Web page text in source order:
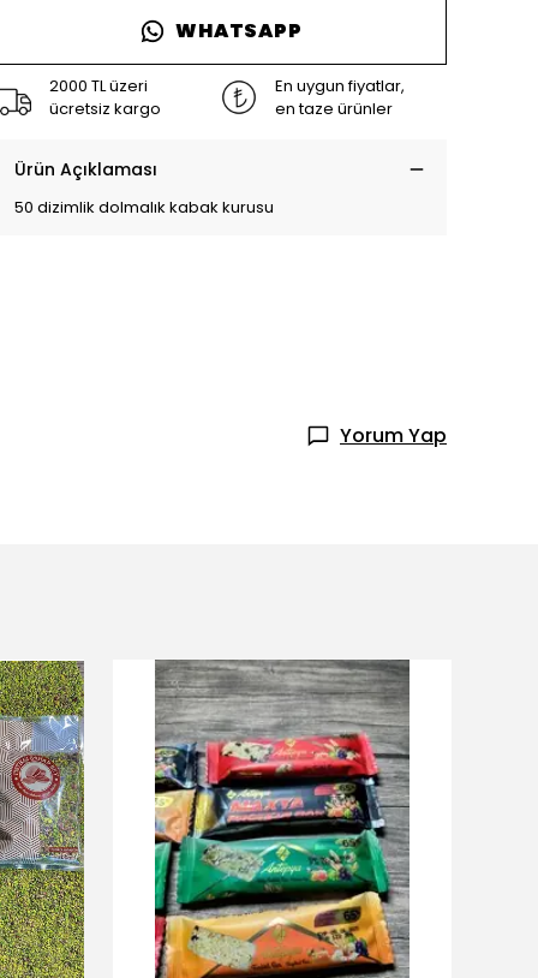
WHATSAPP
2000 TL üzeri
ücretsiz kargo
En uygun fiyatlar,
en taze ürünler
Ürün Açıklaması
50 dizimlik dolmalık kabak kurusu
Yorum Yap